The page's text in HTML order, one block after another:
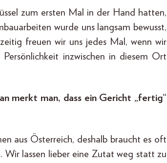
zum ersten Mal in der Hand hatten,
wurde uns langsam bewusst,
freuen wir uns jedes Mal, wenn wir
inzwischen in diesem Ort
merkt man, dass ein Gericht „fertig“
aus Österreich, deshalb braucht es oft
lassen lieber eine Zutat weg statt zu